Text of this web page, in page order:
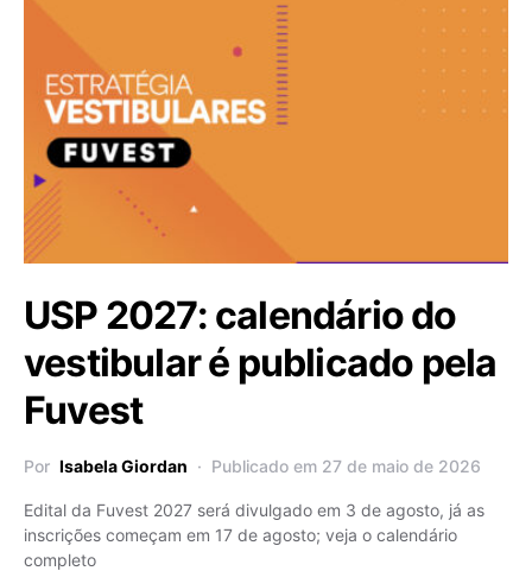
USP 2027: calendário do
vestibular é publicado pela
Fuvest
Por Isabela Giordan Publicado em 27 de maio de 2026
Edital da Fuvest 2027 será divulgado em 3 de agosto, já as
inscrições começam em 17 de agosto; veja o calendário
completo